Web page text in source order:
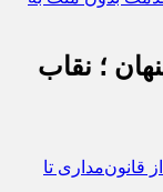
؛ نقاب